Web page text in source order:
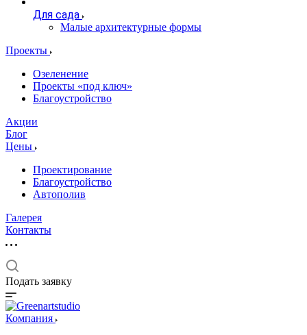
Для сада
Малые архитектурные формы
Проекты
Озеленение
Проекты «под ключ»
Благоустройство
Акции
Блог
Цены
Проектирование
Благоустройство
Автополив
Галерея
Контакты
Подать заявку
Компания